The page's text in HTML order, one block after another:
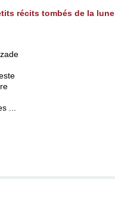
récits tombés de la lune
...